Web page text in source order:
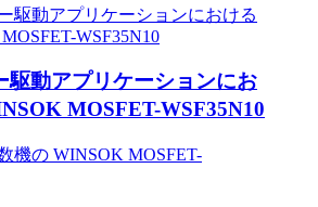
駆動アプリケーションにお
MOSFET-WSF35N10